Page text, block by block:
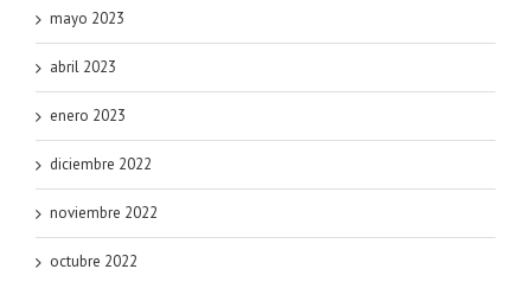
mayo 2023
abril 2023
enero 2023
diciembre 2022
noviembre 2022
octubre 2022